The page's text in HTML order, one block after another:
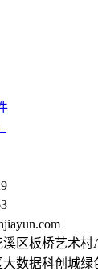
区板桥艺术村
数据科创城绿